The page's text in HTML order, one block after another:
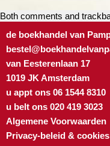
Both comments and
de boekhandel van
van Eesterenlaan 17
1019 JK Amsterdam
u appt ons 06 1544 8310
u belt ons 020 419 3023
Algemene Voorwaarden
Privacy-beleid & cookies